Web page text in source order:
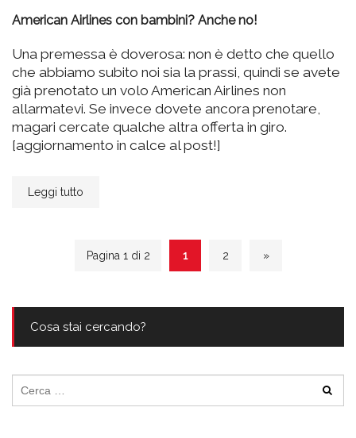
American Airlines con bambini? Anche no!
Una premessa è doverosa: non è detto che quello
che abbiamo subito noi sia la prassi, quindi se avete
già prenotato un volo American Airlines non
allarmatevi. Se invece dovete ancora prenotare,
magari cercate qualche altra offerta in giro.
[aggiornamento in calce al post!]
Leggi tutto
Pagina 1 di 2 1 2 »
Cosa stai cercando?
per: